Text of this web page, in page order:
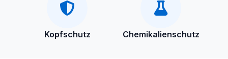
Kopfschutz Chemikalienschutz